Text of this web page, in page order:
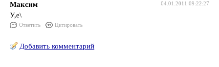
04.01.2011 09:22:27
Максим
У,е\
Ответить Цитировать
Добавить комментарий